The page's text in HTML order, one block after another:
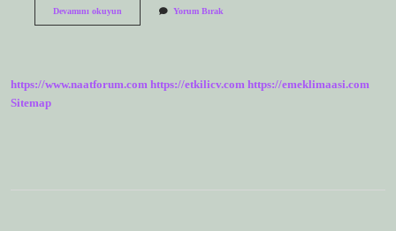
Devamını okuyunÇupra
Yorum Bırak
https://www.naatforum.com https://etkilicv.com https://emeklimaasi.com
Sitemap